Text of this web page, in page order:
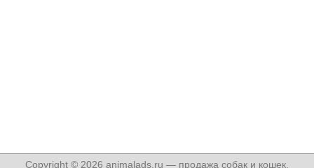
Copyright © 2026 animalads.ru — продажа собак и кошек,